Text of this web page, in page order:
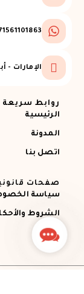
الإمارات -
روابط سريعة
الرئيسية
المدونة
اتصل بنا
صفحات
سياسة
الشروط
Contact
Us